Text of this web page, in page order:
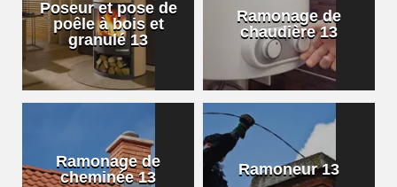
Poseur et pose de
poêle à bois et
granulé 13
Ramonage de
chaudière 13
Ramonage de
cheminée 13
Ramoneur 13